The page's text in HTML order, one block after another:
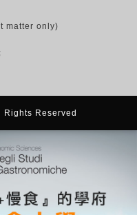
matter only)
Reserved